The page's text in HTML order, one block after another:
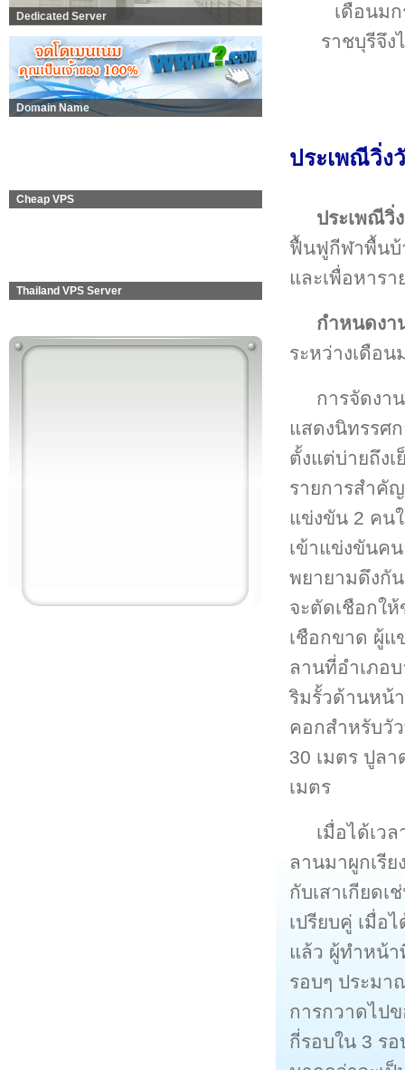
Dedicated Server
Domain Name
Cheap VPS
Thailand VPS Server
เดือนม
ราชบุรีจึ
ประเพณีวิ่ง
ประเพณีวิ่
ฟื้นฟูกีฬาพื้นบ้
และเพื่อหาร
กำหนดงา
ระหว่างเดือ
การจัดงา
แสดงนิทรรศ
ตั้งแต่บ่ายถึง
รายการสำคั
แข่งขัน 2 คน
เข้าแข่งขันค
พยายามดึงกั
จะตัดเชือกใ
เชือกขาด ผู้แ
ลานที่อำเภอ
ริมรั้วด้านหน้
คอกสำหรับวั
30 เมตร ปูล
เมตร
เมื่อได้เว
ลานมาผูกเรี
กับเสาเกียดเ
เปรียบคู่ เมื่อ
แล้ว ผู้ทำหน้า
รอบๆ ประมา
การกวาดไป
กี่รอบใน 3 ร